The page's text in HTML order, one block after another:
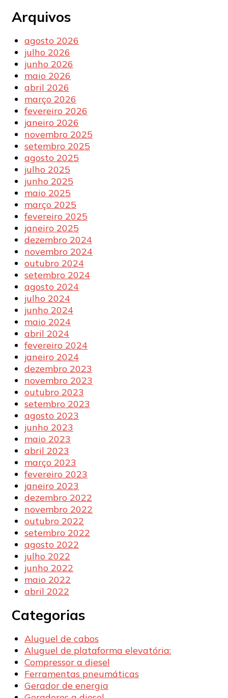
Arquivos
agosto 2026
julho 2026
junho 2026
maio 2026
abril 2026
março 2026
fevereiro 2026
janeiro 2026
novembro 2025
setembro 2025
agosto 2025
julho 2025
junho 2025
maio 2025
março 2025
fevereiro 2025
janeiro 2025
dezembro 2024
novembro 2024
outubro 2024
setembro 2024
agosto 2024
julho 2024
junho 2024
maio 2024
abril 2024
fevereiro 2024
janeiro 2024
dezembro 2023
novembro 2023
outubro 2023
setembro 2023
agosto 2023
junho 2023
maio 2023
abril 2023
março 2023
fevereiro 2023
janeiro 2023
dezembro 2022
novembro 2022
outubro 2022
setembro 2022
agosto 2022
julho 2022
junho 2022
maio 2022
abril 2022
Categorias
Aluguel de cabos
Aluguel de plataforma elevatória:
Compressor a diesel
Ferramentas pneumáticas
Gerador de energia